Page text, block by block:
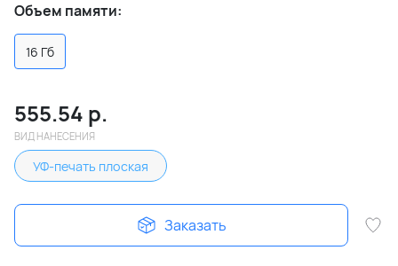
Объем памяти:
16 Гб
555.54 р.
ВИД НАНЕСЕНИЯ
УФ-печать плоская
Заказать